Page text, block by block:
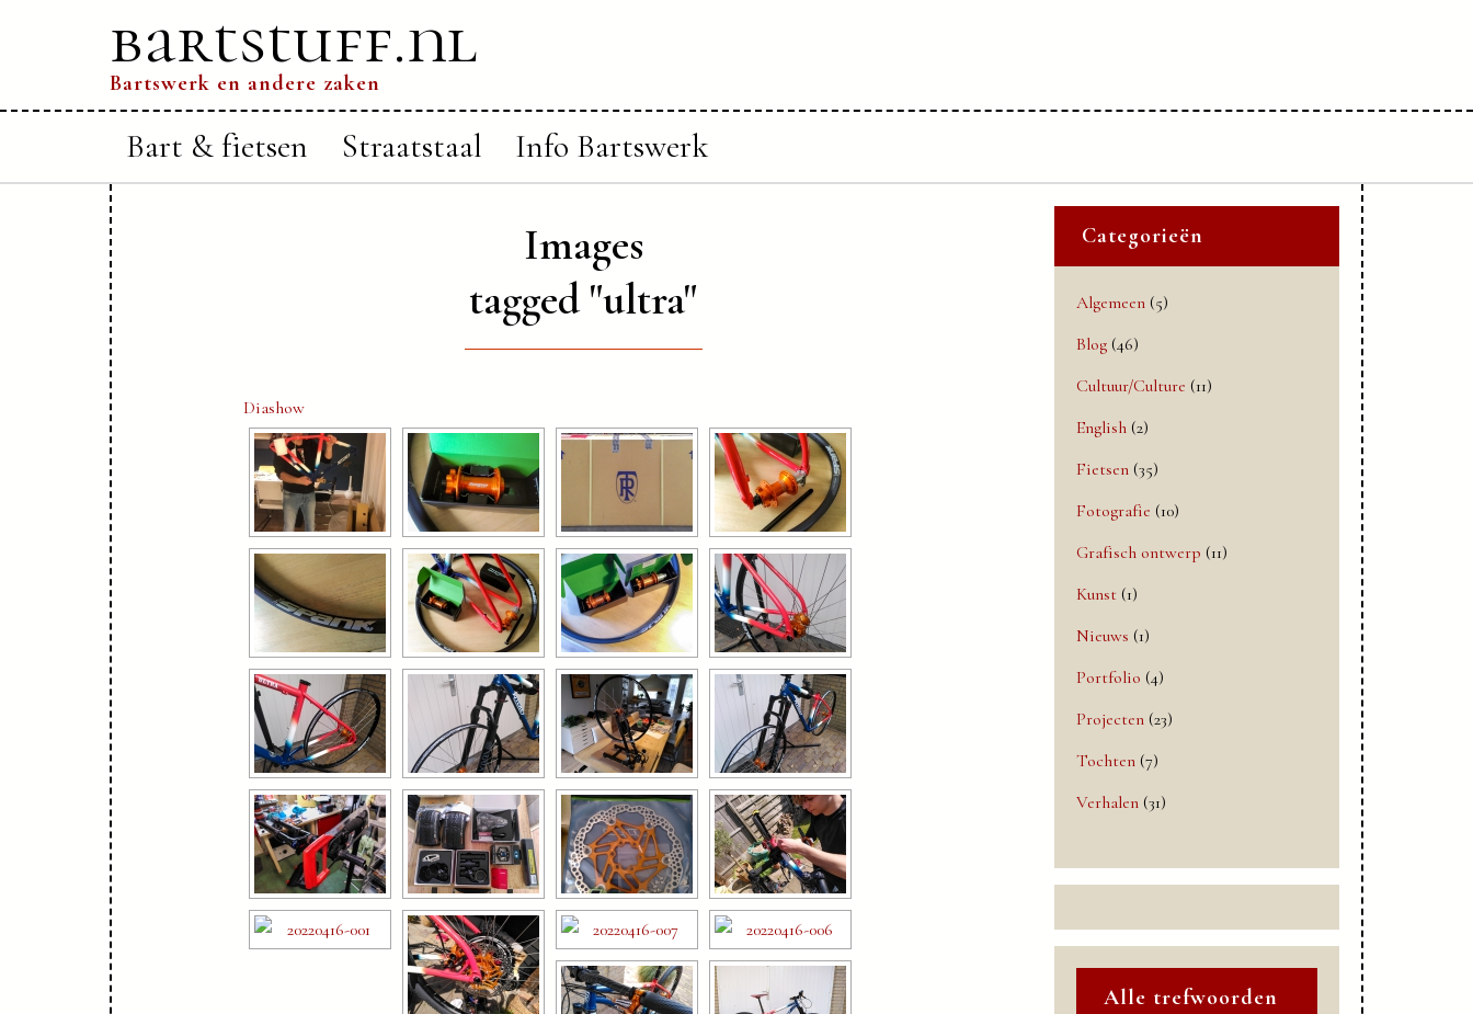
bartstuff.nl
Bartswerk en andere zaken
Bart & fietsen Straatstaal Info Bartswerk
Images
tagged "ultra"
Diashow
Categorieën
Algemeen (5)
Blog (46)
Cultuur/Culture (11)
English (2)
Fietsen (35)
Fotografie (10)
Grafisch ontwerp (11)
Kunst (1)
Nieuws (1)
Portfolio (4)
Projecten (23)
Tochten (7)
Verhalen (31)
Alle trefwoorden